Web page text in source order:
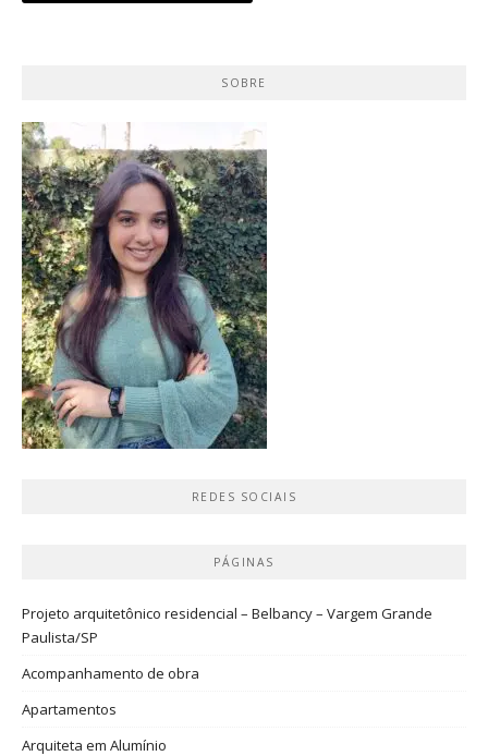
SOBRE
REDES SOCIAIS
PÁGINAS
Projeto arquitetônico residencial – Belbancy – Vargem Grande
Paulista/SP
Acompanhamento de obra
Apartamentos
Arquiteta em Alumínio